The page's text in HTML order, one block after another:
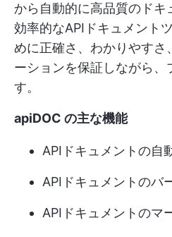
から自動的に高品質のドキ
効率的なAPIドキュメント
めに正確さ、わかりやすさ
ーションを保証しながら、
す。
apiDOC の主な機能
APIドキュメントの自
APIドキュメントのバ
APIドキュメントのマ